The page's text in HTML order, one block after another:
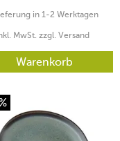
in 1-2 Werktagen
MwSt. zzgl. Versand
Warenkorb